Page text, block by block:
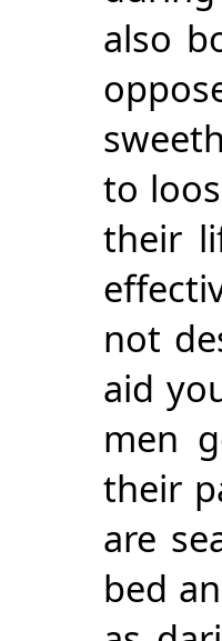
also
to
their
not
aid
men
their
are
bed